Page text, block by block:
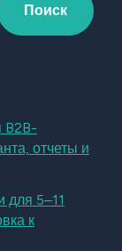
Поиск
B2B-
отчеты и
для 5–11
к